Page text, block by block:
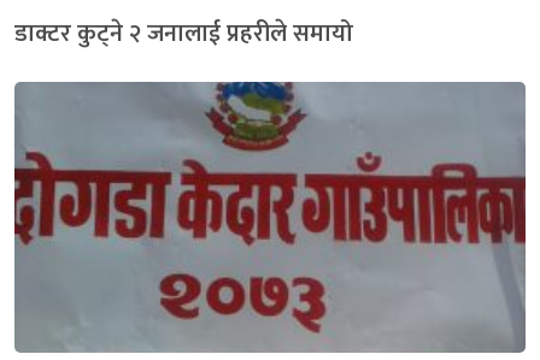
डाक्टर कुट्ने २ जनालाई प्रहरीले समायो